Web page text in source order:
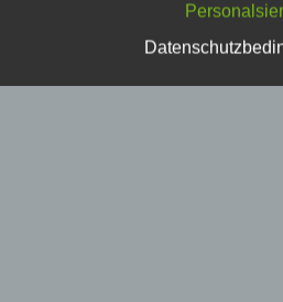
Vorgang oder jede
die Organisation, das
die Offenlegung durch